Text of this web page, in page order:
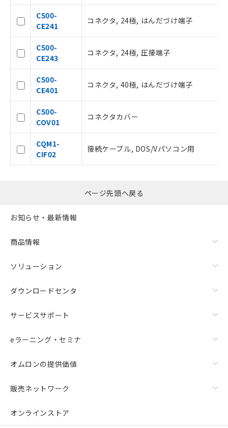
C500-
CE241
コネクタ, 24極, はんだづけ端子
C500-
CE243
コネクタ, 24極, 圧接端子
C500-
CE401
コネクタ, 40極, はんだづけ端子
C500-
COV01
コネクタカバー
CQM1-
CIF02
接続ケーブル, DOS/Vパソコン用
ページ先頭へ戻る
お知らせ・最新情報
商品情報
ソリューション
ダウンロードセンタ
サービスサポート
eラーニング・セミナ
オムロンの提供価値
販売ネットワーク
オンラインストア
および当社の共同利用者が、当社の製
をご了承ください。
用者の範囲」に記載されている法人を